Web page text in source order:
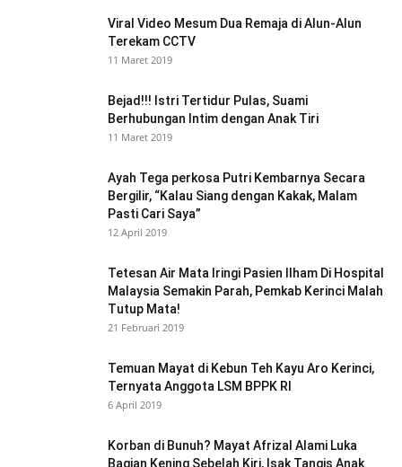
Viral Video Mesum Dua Remaja di Alun-Alun
Terekam CCTV
11 Maret 2019
Bejad!!! Istri Tertidur Pulas, Suami
Berhubungan Intim dengan Anak Tiri
11 Maret 2019
Ayah Tega perkosa Putri Kembarnya Secara
Bergilir, “Kalau Siang dengan Kakak, Malam
Pasti Cari Saya”
12 April 2019
Tetesan Air Mata Iringi Pasien Ilham Di Hospital
Malaysia Semakin Parah, Pemkab Kerinci Malah
Tutup Mata!
21 Februari 2019
Temuan Mayat di Kebun Teh Kayu Aro Kerinci,
Ternyata Anggota LSM BPPK RI
6 April 2019
Korban di Bunuh? Mayat Afrizal Alami Luka
Bagian Kening Sebelah Kiri, Isak Tangis Anak